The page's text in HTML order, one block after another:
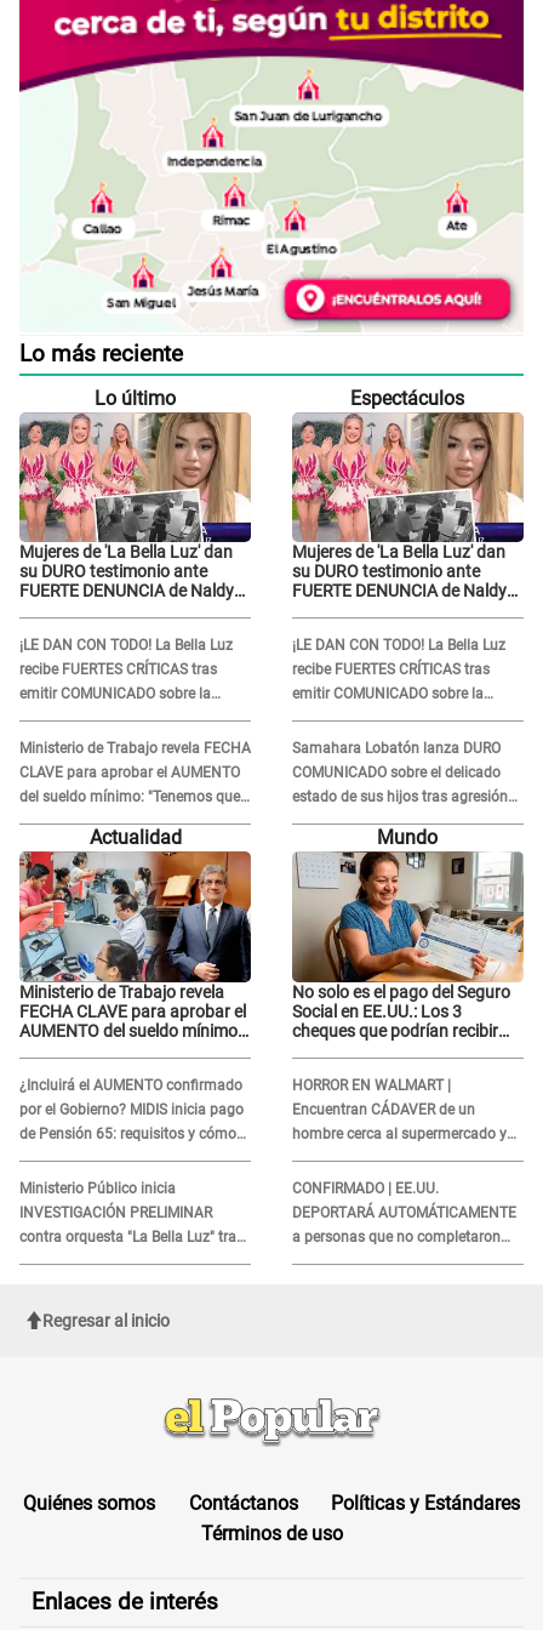
Lo más reciente
Lo último
Mujeres de 'La Bella Luz' dan
su DURO testimonio ante
FUERTE DENUNCIA de Naldy
apañamiento..."
¡LE DAN CON TODO! La Bella Luz
recibe FUERTES CRÍTICAS tras
emitir COMUNICADO sobre la
denuncia de Naldy Saldaña y
SEPARAR a su director musical
Ministerio de Trabajo revela FECHA
CLAVE para aprobar el AUMENTO
del sueldo mínimo: "Tenemos que
activar..."
Espectáculos
Mujeres de 'La Bella Luz' dan
su DURO testimonio ante
FUERTE DENUNCIA de Naldy
apañamiento..."
¡LE DAN CON TODO! La Bella Luz
recibe FUERTES CRÍTICAS tras
emitir COMUNICADO sobre la
denuncia de Naldy Saldaña y
SEPARAR a su director musical
Samahara Lobatón lanza DURO
COMUNICADO sobre el delicado
estado de sus hijos tras agresión
de Bryan Torres: "Una fuerte..."
Actualidad
Ministerio de Trabajo revela
FECHA CLAVE para aprobar el
AUMENTO del sueldo mínimo:
¿Incluirá el AUMENTO confirmado
por el Gobierno? MIDIS inicia pago
de Pensión 65: requisitos y cómo
obtener el beneficio economico
Ministerio Público inicia
INVESTIGACIÓN PRELIMINAR
contra orquesta "La Bella Luz" tras
DENUNCIA de Naldy Saldaña
Mundo
No solo es el pago del Seguro
Social en EE.UU.: Los 3
cheques que podrían recibir
HORROR EN WALMART |
Encuentran CÁDAVER de un
hombre cerca al supermercado y
esto reveló la autopsia que le
realizaron
CONFIRMADO | EE.UU.
DEPORTARÁ AUTOMÁTICAMENTE
a personas que no completaron
este formulario clave
Regresar al inicio
Quiénes somos Contáctanos
Políticas y Estándares
Términos de uso
Enlaces de interés